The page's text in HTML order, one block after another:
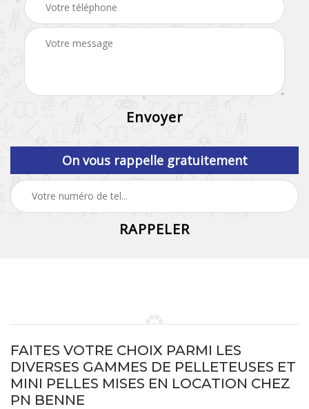
On vous rappelle gratuitement
FAITES VOTRE CHOIX PARMI LES
DIVERSES GAMMES DE PELLETEUSES ET
MINI PELLES MISES EN LOCATION CHEZ
PN BENNE